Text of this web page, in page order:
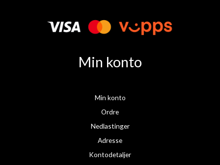
b
o
g
m
Min konto
Min konto
Ordre
Nedlastinger
Adresse
Kontodetaljer